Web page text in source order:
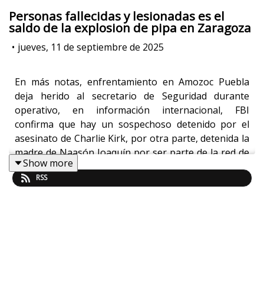
Personas fallecidas y lesionadas es el
saldo de la explosion de pipa en Zaragoza
• jueves, 11 de septiembre de 2025
En más notas, enfrentamiento en Amozoc Puebla
deja herido al secretario de Seguridad durante
operativo, en información internacional, FBI
confirma que hay un sospechoso detenido por el
asesinato de Charlie Kirk, por otra parte, detenida la
madre de Naasón Joaquín por ser parte de la red de
tráfico sexual de la iglesia La Luz del Mundo, y en los
espectáculos, “Vengo bien acompañada, estoy
Show more
RSS